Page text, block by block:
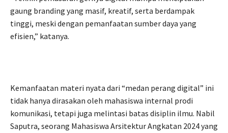
gaung branding yang masif, kreatif, serta berdampak
tinggi, meski dengan pemanfaatan sumber daya yang
efisien,” katanya.
Kemanfaatan materi nyata dari “medan perang digital” ini
tidak hanya dirasakan oleh mahasiswa internal prodi
komunikasi, tetapi juga melintasi batas disiplin ilmu. Nabil
Saputra, seorang Mahasiswa Arsitektur Angkatan 2024 yang